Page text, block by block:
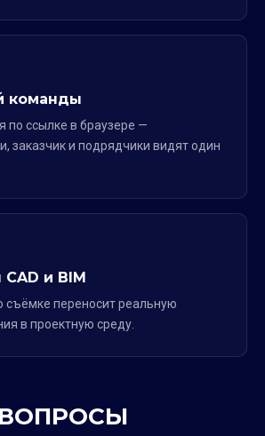
команды
по ссылке в браузере —
заказчик и подрядчики видят один
и BIM
съёмке переносит реальную
в проектную среду.